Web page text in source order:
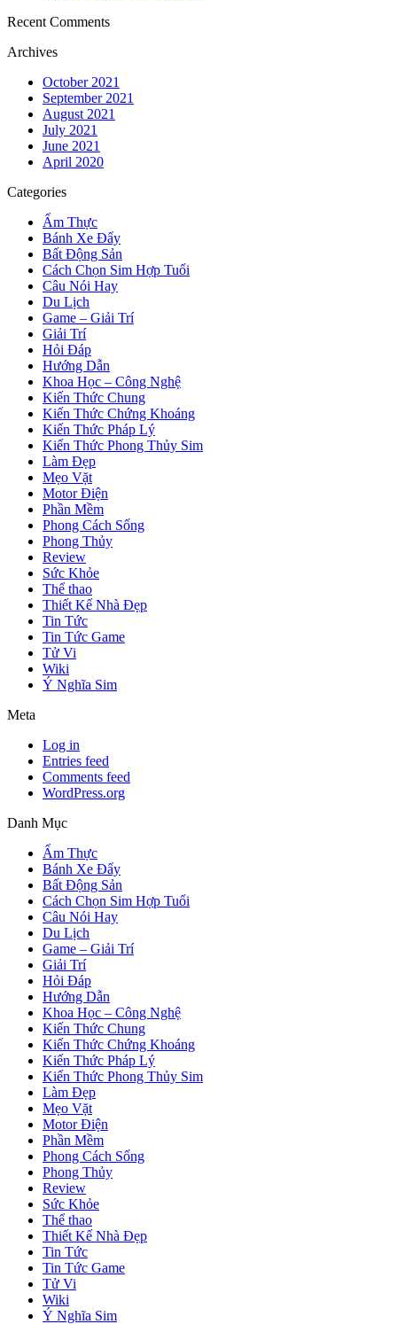
Recent Comments
Archives
October 2021
September 2021
August 2021
July 2021
June 2021
April 2020
Categories
Ẩm Thực
Bánh Xe Đẩy
Bất Động Sản
Cách Chọn Sim Hợp Tuổi
Câu Nói Hay
Du Lịch
Game – Giải Trí
Giải Trí
Hỏi Đáp
Hướng Dẫn
Khoa Học – Công Nghệ
Kiến Thức Chung
Kiến Thức Chứng Khoáng
Kiến Thức Pháp Lý
Kiến Thức Phong Thủy Sim
Làm Đẹp
Mẹo Vặt
Motor Điện
Phần Mềm
Phong Cách Sống
Phong Thủy
Review
Sức Khỏe
Thể thao
Thiết Kế Nhà Đẹp
Tin Tức
Tin Tức Game
Tử Vi
Wiki
Ý Nghĩa Sim
Meta
Log in
Entries feed
Comments feed
WordPress.org
Danh Mục
Ẩm Thực
Bánh Xe Đẩy
Bất Động Sản
Cách Chọn Sim Hợp Tuổi
Câu Nói Hay
Du Lịch
Game – Giải Trí
Giải Trí
Hỏi Đáp
Hướng Dẫn
Khoa Học – Công Nghệ
Kiến Thức Chung
Kiến Thức Chứng Khoáng
Kiến Thức Pháp Lý
Kiến Thức Phong Thủy Sim
Làm Đẹp
Mẹo Vặt
Motor Điện
Phần Mềm
Phong Cách Sống
Phong Thủy
Review
Sức Khỏe
Thể thao
Thiết Kế Nhà Đẹp
Tin Tức
Tin Tức Game
Tử Vi
Wiki
Ý Nghĩa Sim